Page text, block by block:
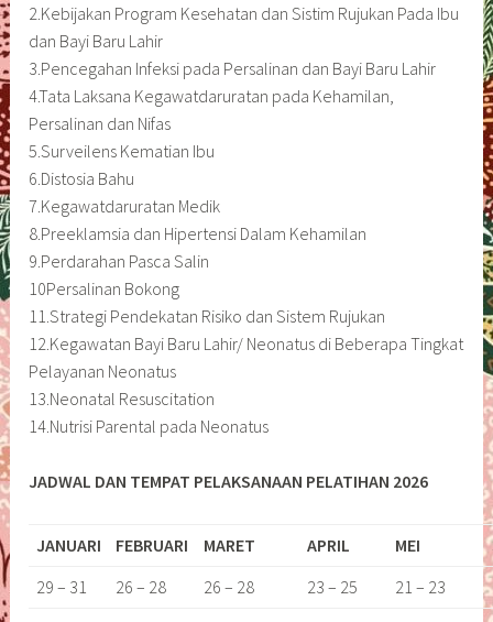
2.Kebijakan Program Kesehatan dan Sistim Rujukan Pada Ibu
dan Bayi Baru Lahir
3.Pencegahan Infeksi pada Persalinan dan Bayi Baru Lahir
4.Tata Laksana Kegawatdaruratan pada Kehamilan,
Persalinan dan Nifas
5.Surveilens Kematian Ibu
6.Distosia Bahu
7.Kegawatdaruratan Medik
8.Preeklamsia dan Hipertensi Dalam Kehamilan
9.Perdarahan Pasca Salin
10Persalinan Bokong
11.Strategi Pendekatan Risiko dan Sistem Rujukan
12.Kegawatan Bayi Baru Lahir/ Neonatus di Beberapa Tingkat
Pelayanan Neonatus
13.Neonatal Resuscitation
14.Nutrisi Parental pada Neonatus
JADWAL DAN TEMPAT PELAKSANAAN PELATIHAN 2026
JANUARI FEBRUARI MARET APRIL MEI
29 – 31
26 – 28 26 – 28 23 – 25 21 – 23